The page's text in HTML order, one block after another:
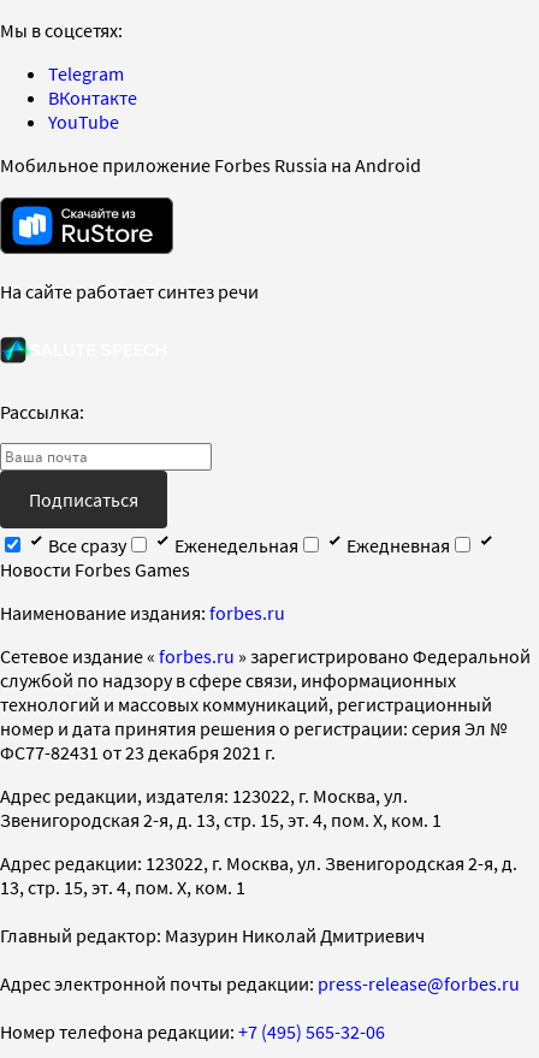
Мы в соцсетях:
Telegram
ВКонтакте
YouTube
Мобильное приложение Forbes Russia на Android
На сайте работает синтез речи
Рассылка:
Подписаться
Все сразу
Еженедельная
Ежедневная
Новости Forbes Games
Наименование издания: forbes.ru
Cетевое издание « forbes.ru » зарегистрировано Федеральной
службой по надзору в сфере связи, информационных
технологий и массовых коммуникаций, регистрационный
номер и дата принятия решения о регистрации: серия Эл №
ФС77-82431 от 23 декабря 2021 г.
Адрес редакции, издателя: 123022, г. Москва, ул.
Звенигородская 2-я, д. 13, стр. 15, эт. 4, пом. X, ком. 1
Адрес редакции: 123022, г. Москва, ул. Звенигородская 2-я, д.
13, стр. 15, эт. 4, пом. X, ком. 1
Главный редактор: Мазурин Николай Дмитриевич
Адрес электронной почты редакции: press-release@forbes.ru
Номер телефона редакции: +7 (495) 565-32-06